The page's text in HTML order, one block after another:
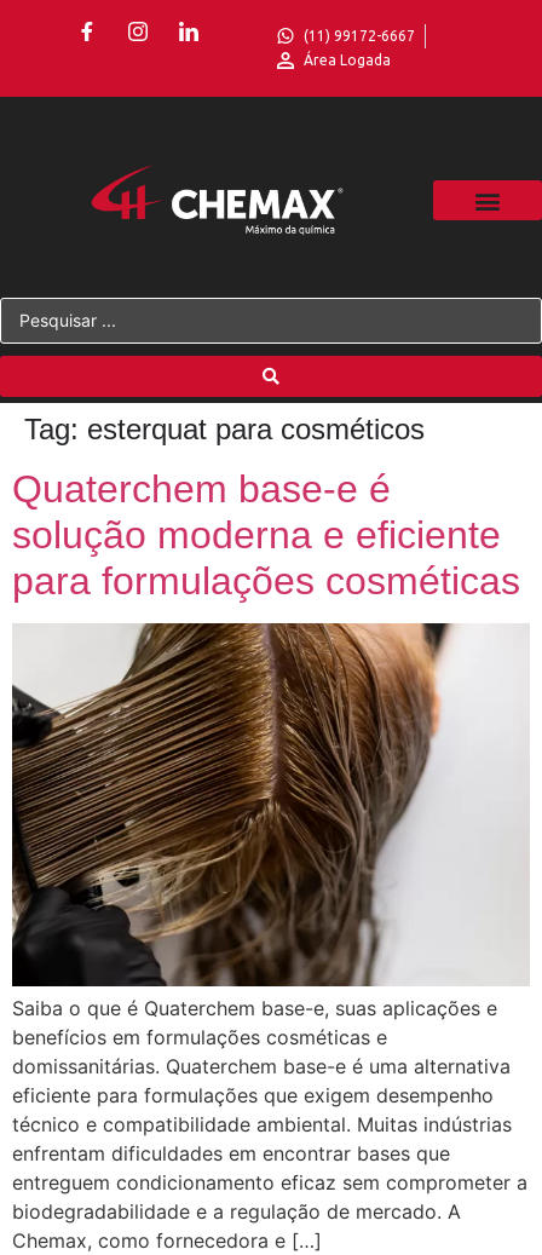
(11) 99172-6667
Área Logada
Tag: esterquat para cosméticos
Quaterchem base-e é
solução moderna e eficiente
para formulações cosméticas
Saiba o que é Quaterchem base-e, suas aplicações e
benefícios em formulações cosméticas e
domissanitárias. Quaterchem base-e é uma alternativa
eficiente para formulações que exigem desempenho
técnico e compatibilidade ambiental. Muitas indústrias
enfrentam dificuldades em encontrar bases que
entreguem condicionamento eficaz sem comprometer a
biodegradabilidade e a regulação de mercado. A
Chemax, como fornecedora e […]